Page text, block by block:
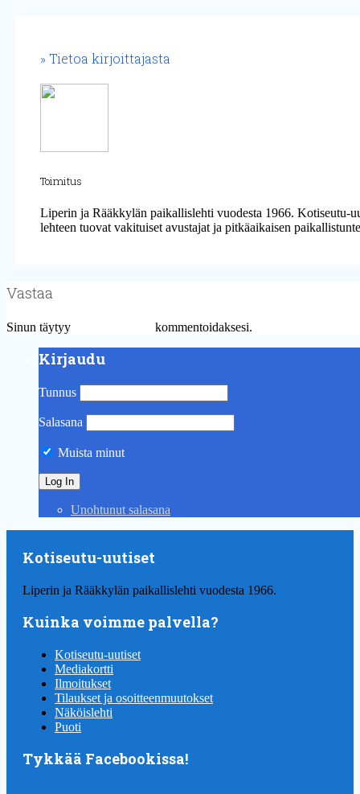
Tietoa kirjoittajasta
Toimitus
Liperin ja Rääkkylän paikallislehti vuodesta 1966. Kotiseutu-
lehteen tuovat vakituiset avustajat ja pitkäaikaisen
Vastaa
Sinun täytyy kommentoidaksesi.
Kirjaudu
Tunnus
Salasana
Muista minut
Unohtunut salasana
Kotiseutu-uutiset
Liperin ja Rääkkylän paikallislehti vuodesta 1966.
Kuinka voimme palvella?
Kotiseutu-uutiset
Mediakortti
Ilmoitukset
Tilaukset ja osoitteenmuutokset
Näköislehti
Puoti
Tykkää Facebookissa!